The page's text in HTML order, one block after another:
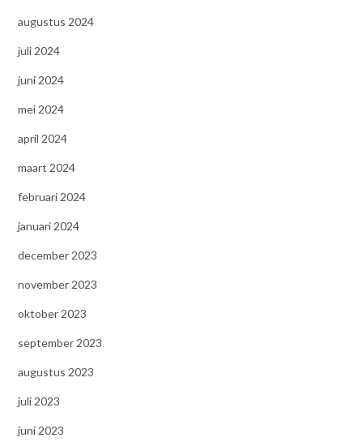
augustus 2024
juli 2024
juni 2024
mei 2024
april 2024
maart 2024
februari 2024
januari 2024
december 2023
november 2023
oktober 2023
september 2023
augustus 2023
juli 2023
juni 2023